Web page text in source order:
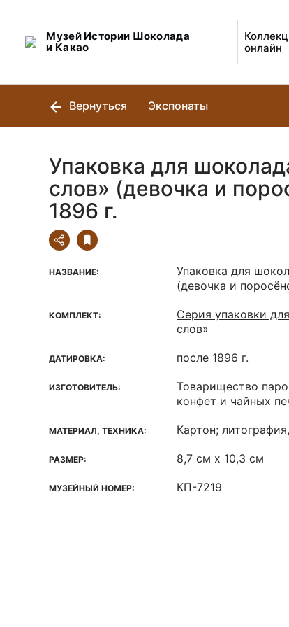
Музей Истории Шоколада
и Какао
онлайн
Вернуться Экспонаты
Упаковка для
слов» (девочка и
1896 г.
НАЗВАНИЕ:
Упаковка для
(девочка и
КОМПЛЕКТ:
Серия упаковки
слов»
ДАТИРОВКА: после 1896 г.
ИЗГОТОВИТЕЛЬ:
Товарищество
конфет и чайных
МАТЕРИАЛ, ТЕХНИКА: Картон;
РАЗМЕР: 8,7 см х 10,3 см
МУЗЕЙНЫЙ НОМЕР: КП-7219